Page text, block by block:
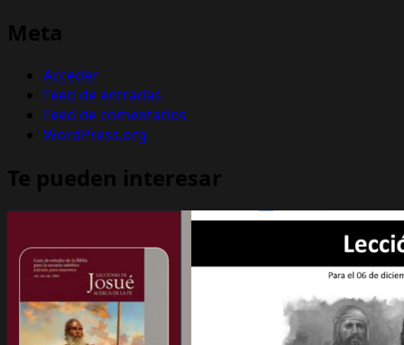
Meta
Acceder
Feed de entradas
Feed de comentarios
WordPress.org
Te pueden interesar